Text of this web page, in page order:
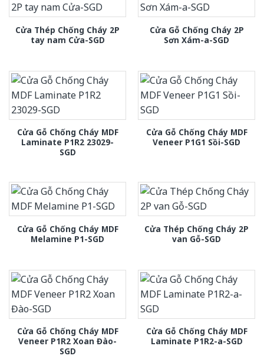
Cửa Thép Chống Cháy 2P
tay nam Cửa-SGD
Cửa Gỗ Chống Cháy 2P
Sơn Xám-a-SGD
Cửa Gỗ Chống Cháy MDF
Laminate P1R2 23029-
SGD
Cửa Gỗ Chống Cháy MDF
Veneer P1G1 Sồi-SGD
Cửa Gỗ Chống Cháy MDF
Melamine P1-SGD
Cửa Thép Chống Cháy 2P
van Gỗ-SGD
Cửa Gỗ Chống Cháy MDF
Veneer P1R2 Xoan Đào-
SGD
Cửa Gỗ Chống Cháy MDF
Laminate P1R2-a-SGD